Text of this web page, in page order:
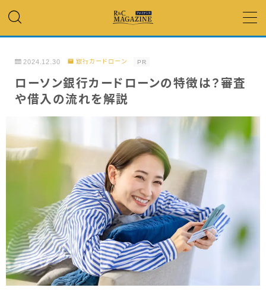
アコム・レイク・ プロミス
銀行カードローン
キャッシング
「低金利」 で借りたい
カードローンランキング
2024.12.30 銀行カードローン PR
ローソン銀行カードローンの特徴は？審査
や借入の流れを解説